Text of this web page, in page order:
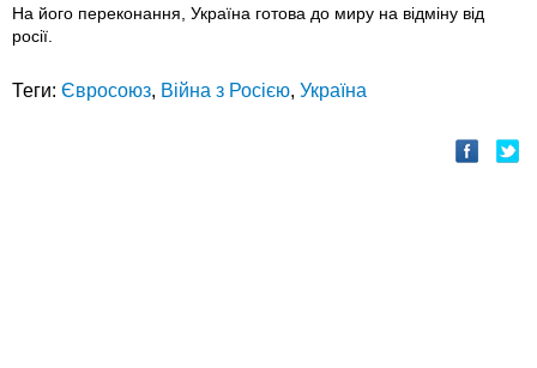
На його переконання, Україна готова до миру на відміну від
росії.
Теги: Євросоюз, Війна з Росією, Україна